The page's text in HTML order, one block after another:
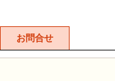
お問合せ